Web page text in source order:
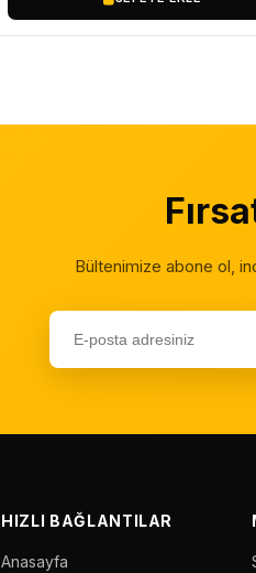
Bültenimize abone ol,
HIZLI BAĞLANTILAR
Anasayfa